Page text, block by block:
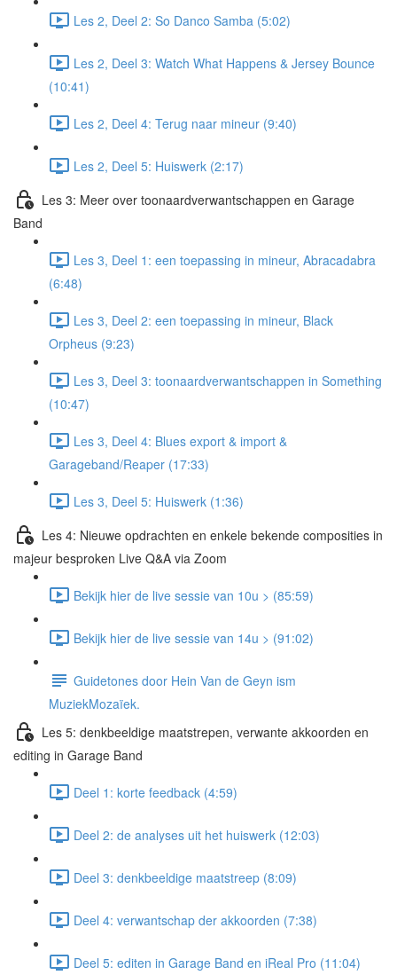
Les 2, Deel 2: So Danco Samba (5:02)
Les 2, Deel 3: Watch What Happens & Jersey Bounce
(10:41)
Les 2, Deel 4: Terug naar mineur (9:40)
Les 2, Deel 5: Huiswerk (2:17)
Les 3: Meer over toonaardverwantschappen en Garage
Band
Les 3, Deel 1: een toepassing in mineur, Abracadabra
(6:48)
Les 3, Deel 2: een toepassing in mineur, Black
Orpheus (9:23)
Les 3, Deel 3: toonaardverwantschappen in Something
(10:47)
Les 3, Deel 4: Blues export & import &
Garageband/Reaper (17:33)
Les 3, Deel 5: Huiswerk (1:36)
Les 4: Nieuwe opdrachten en enkele bekende composities in
majeur besproken Live Q&A via Zoom
Bekijk hier de live sessie van 10u > (85:59)
Bekijk hier de live sessie van 14u > (91:02)
Guidetones door Hein Van de Geyn ism
MuziekMozaïek.
Les 5: denkbeeldige maatstrepen, verwante akkoorden en
editing in Garage Band
Deel 1: korte feedback (4:59)
Deel 2: de analyses uit het huiswerk (12:03)
Deel 3: denkbeeldige maatstreep (8:09)
Deel 4: verwantschap der akkoorden (7:38)
Deel 5: editen in Garage Band en iReal Pro (11:04)